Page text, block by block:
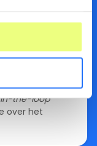
compleet en
the-loop
over het